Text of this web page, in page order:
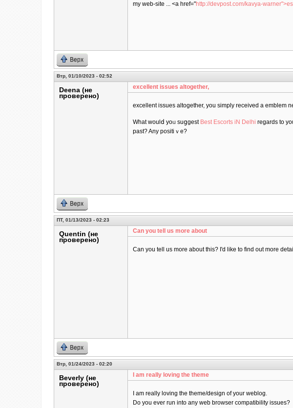
my web-site ... <a href="http://devpost.com/kavya-
Верх
Втр, 01/10/2023 - 02:52
Deena (не
проверено)
excеllent issues altogether,
excеllent issues altogether, you simply received a emblem
What ᴡoulⅾ yoᥙ suցgest Best Escorts iN Delhi regards to
past? Any positiｖe?
Верх
ПТ, 01/13/2023 - 02:23
Quentin (не
проверено)
Can you tell us more about
Can you tell us more about this? I'd like to find out more
Верх
Втр, 01/24/2023 - 02:20
Beverly (не
проверено)
I am really loving the theme
I am really loving the theme/design of your weblog.
Do you ever run into any web browser compatibility issues?